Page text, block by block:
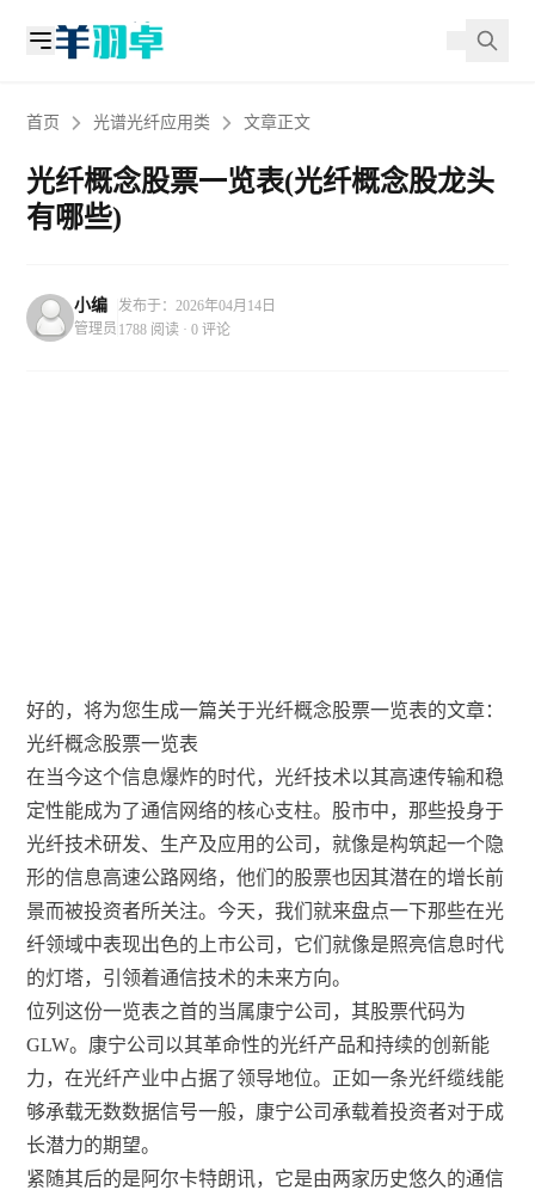
首页 光谱光纤应用类 文章正文
光纤概念股票一览表(光纤概念股龙头
有哪些)
小编
管理员
发布于：2026年04月14日
1788 阅读 · 0 评论
好的，将为您生成一篇关于光纤概念股票一览表的文章：
光纤概念股票一览表
在当今这个信息爆炸的时代，光纤技术以其高速传输和稳
定性能成为了通信网络的核心支柱。股市中，那些投身于
光纤技术研发、生产及应用的公司，就像是构筑起一个隐
形的信息高速公路网络，他们的股票也因其潜在的增长前
景而被投资者所关注。今天，我们就来盘点一下那些在光
纤领域中表现出色的上市公司，它们就像是照亮信息时代
的灯塔，引领着通信技术的未来方向。
位列这份一览表之首的当属康宁公司，其股票代码为
GLW。康宁公司以其革命性的光纤产品和持续的创新能
力，在光纤产业中占据了领导地位。正如一条光纤缆线能
够承载无数数据信号一般，康宁公司承载着投资者对于成
长潜力的期望。
紧随其后的是阿尔卡特朗讯，它是由两家历史悠久的通信